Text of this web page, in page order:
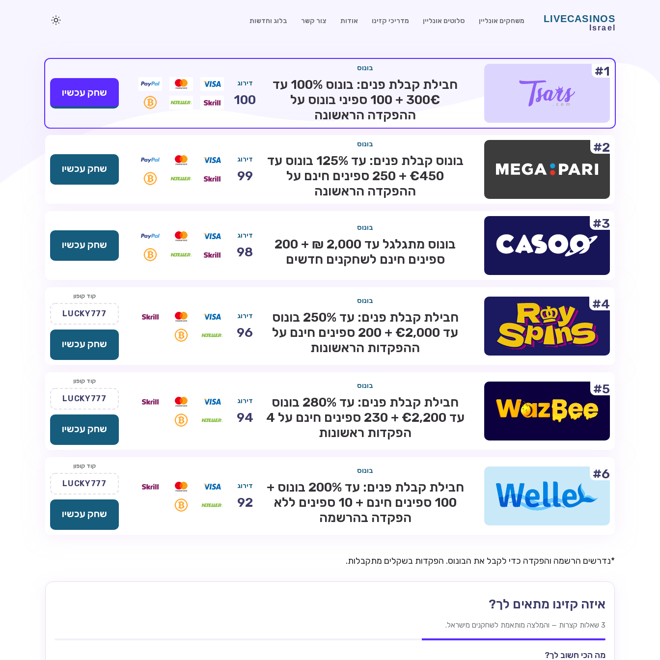
משחקים אונליין סלוטים אונליין מדריכי קזינו אודות צור קשר בלוג וחדשות
#1 בונוס
חבילת קבלת פנים: בונוס 100% עד
300€ + 100 ספיני בונוס על
ההפקדה הראשונה
דירוג
100
שחק עכשיו
#2 בונוס
בונוס קבלת פנים: עד 125% בונוס עד
€450 + 250 ספינים חינם על
ההפקדה הראשונה
דירוג
99
שחק עכשיו
#3 בונוס
בונוס מתגלגל עד 2,000 ₪ + 200
ספינים חינם לשחקנים חדשים
דירוג
98
שחק עכשיו
#4 בונוס
חבילת קבלת פנים: עד 250% בונוס
עד €2,000 + 200 ספינים חינם על
ההפקדות הראשונות
דירוג
96
קוד קופון
LUCKY777
שחק עכשיו
#5 בונוס
חבילת קבלת פנים: עד 280% בונוס
עד €2,200 + 230 ספינים חינם על 4
הפקדות ראשונות
דירוג
94
קוד קופון
LUCKY777
שחק עכשיו
#6 בונוס
חבילת קבלת פנים: עד 200% בונוס +
100 ספינים חינם + 10 ספינים ללא
הפקדה בהרשמה
דירוג
92
קוד קופון
LUCKY777
שחק עכשיו
*נדרשים הרשמה והפקדה כדי לקבל את הבונוס. הפקדות בשקלים מתקבלות.
איזה קזינו מתאים לך?
3 שאלות קצרות — והמלצה מותאמת לשחקנים מישראל.
מה הכי חשוב לך?